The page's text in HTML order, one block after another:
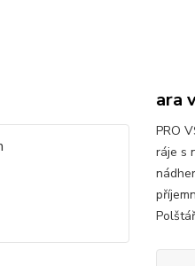
ara
PRO
ráje s